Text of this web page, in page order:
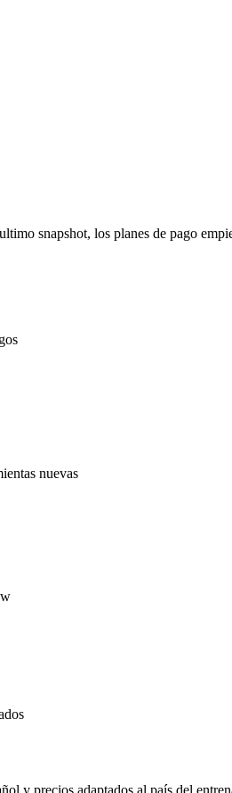
snapshot, los planes de pago
nuevas
y precios adaptados al país del